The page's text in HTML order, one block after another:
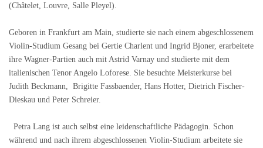
(Châtelet, Louvre, Salle Pleyel).
Geboren in Frankfurt am Main, studierte sie nach einem abgeschlossenem
Violin-Studium Gesang bei Gertie Charlent und Ingrid Bjoner, erarbeitete
ihre Wagner-Partien auch mit Astrid Varnay und studierte mit dem
italienischen Tenor Angelo Loforese. Sie besuchte Meisterkurse bei
Judith Beckmann, Brigitte Fassbaender, Hans Hotter, Dietrich Fischer-
Dieskau und Peter Schreier.
Petra Lang ist auch selbst eine leidenschaftliche Pädagogin. Schon
während und nach ihrem abgeschlossenen Violin-Studium arbeitete sie